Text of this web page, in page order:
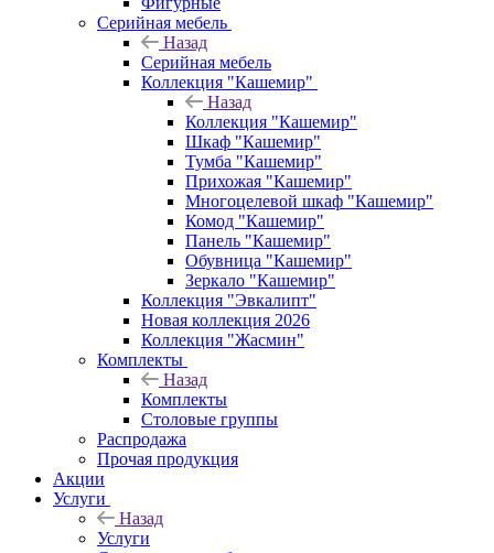
Серийная мебель
Назад
Серийная мебель
Коллекция "Кашемир"
Назад
Коллекция "Кашемир"
Шкаф "Кашемир"
Тумба "Кашемир"
Прихожая "Кашемир"
Многоцелевой шкаф "Кашемир"
Комод "Кашемир"
Панель "Кашемир"
Обувница "Кашемир"
Зеркало "Кашемир"
Коллекция "Эвкалипт"
Новая коллекция 2026
Коллекция "Жасмин"
Комплекты
Назад
Комплекты
Столовые группы
Распродажа
Прочая продукция
Акции
Услуги
Назад
Услуги